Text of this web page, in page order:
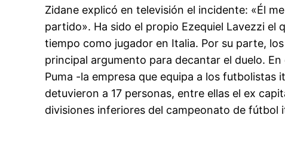
Zidane explicó en televisión el incidente: «Él
partido». Ha sido el propio Ezequiel Lavezzi el
tiempo como jugador en Italia. Por su parte,
principal argumento para decantar el duelo.
Puma -la empresa que equipa a los
detuvieron a 17 personas, entre ellas el ex
divisiones inferiores del campeonato de fútbol